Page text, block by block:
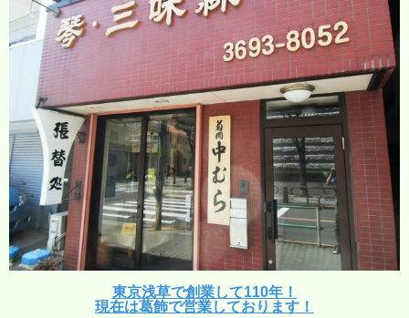
東京浅草で創業して110年！
現在は葛飾で営業しております！